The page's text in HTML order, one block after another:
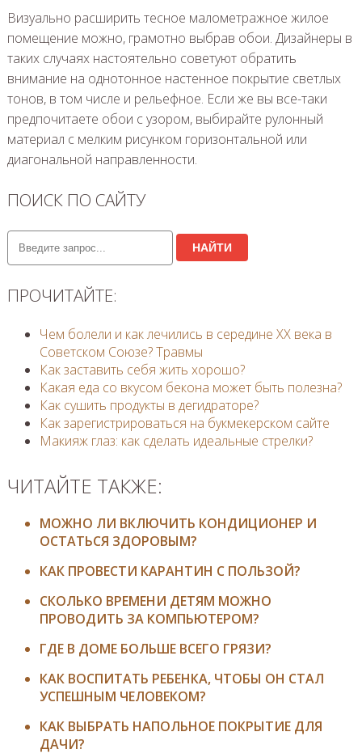
Визуально расширить тесное малометражное жилое
помещение можно, грамотно выбрав обои. Дизайнеры в
таких случаях настоятельно советуют обратить
внимание на однотонное настенное покрытие светлых
тонов, в том числе и рельефное. Если же вы все-таки
предпочитаете обои с узором, выбирайте рулонный
материал с мелким рисунком горизонтальной или
диагональной направленности.
ПОИСК ПО САЙТУ
НАЙТИ
ПРОЧИТАЙТЕ:
Чем болели и как лечились в середине ХХ века в
Советском Союзе? Травмы
Как заставить себя жить хорошо?
Какая еда со вкусом бекона может быть полезна?
Как сушить продукты в дегидраторе?
Как зарегистрироваться на букмекерском сайте
Макияж глаз: как сделать идеальные стрелки?
ЧИТАЙТЕ ТАКЖЕ:
МОЖНО ЛИ ВКЛЮЧИТЬ КОНДИЦИОНЕР И
ОСТАТЬСЯ ЗДОРОВЫМ?
КАК ПРОВЕСТИ КАРАНТИН С ПОЛЬЗОЙ?
СКОЛЬКО ВРЕМЕНИ ДЕТЯМ МОЖНО
ПРОВОДИТЬ ЗА КОМПЬЮТЕРОМ?
ГДЕ В ДОМЕ БОЛЬШЕ ВСЕГО ГРЯЗИ?
КАК ВОСПИТАТЬ РЕБЕНКА, ЧТОБЫ ОН СТАЛ
УСПЕШНЫМ ЧЕЛОВЕКОМ?
КАК ВЫБРАТЬ НАПОЛЬНОЕ ПОКРЫТИЕ ДЛЯ
ДАЧИ?